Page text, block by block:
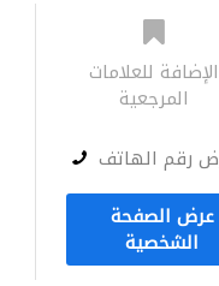
الإضافة للعلامات
المرجعية
رقم الهاتف
عرض الصفحة
الشخصية